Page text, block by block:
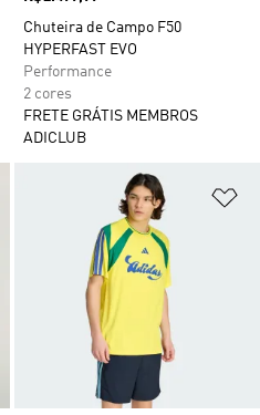
Chuteira de Campo F50
HYPERFAST EVO
Performance
2 cores
FRETE GRÁTIS MEMBROS
ADICLUB
Adicionar à Lista de Desejos